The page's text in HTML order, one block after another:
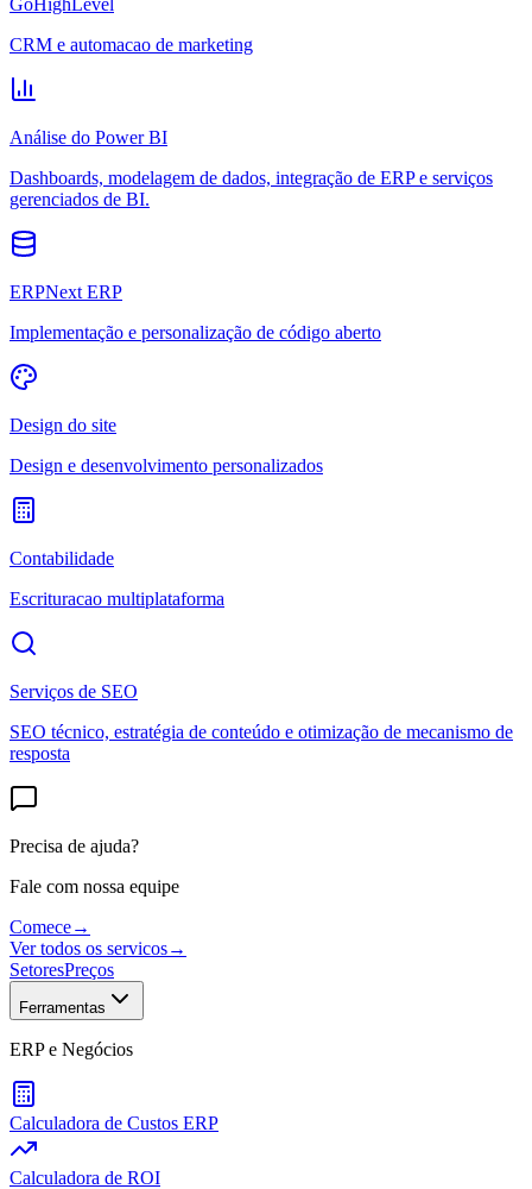
GoHighLevel
CRM e automacao de marketing
Análise do Power BI
Dashboards, modelagem de dados, integração de ERP e serviços
gerenciados de BI.
ERPNext ERP
Implementação e personalização de código aberto
Design do site
Design e desenvolvimento personalizados
Contabilidade
Escrituracao multiplataforma
Serviços de SEO
SEO técnico, estratégia de conteúdo e otimização de mecanismo de
resposta
Precisa de ajuda?
Fale com nossa equipe
Comece→
Ver todos os servicos→
SetoresPreços
Ferramentas
ERP e Negócios
Calculadora de Custos ERP
Calculadora de ROI